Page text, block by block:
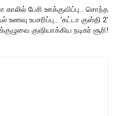
காலில் பேசி ஊக்குவிப்பு… சொந்த
உணவு உபசரிப்பு… ‘கட்டா குஸ்தி 2’
குஷியாக்கிய நடிகர் சூரி!